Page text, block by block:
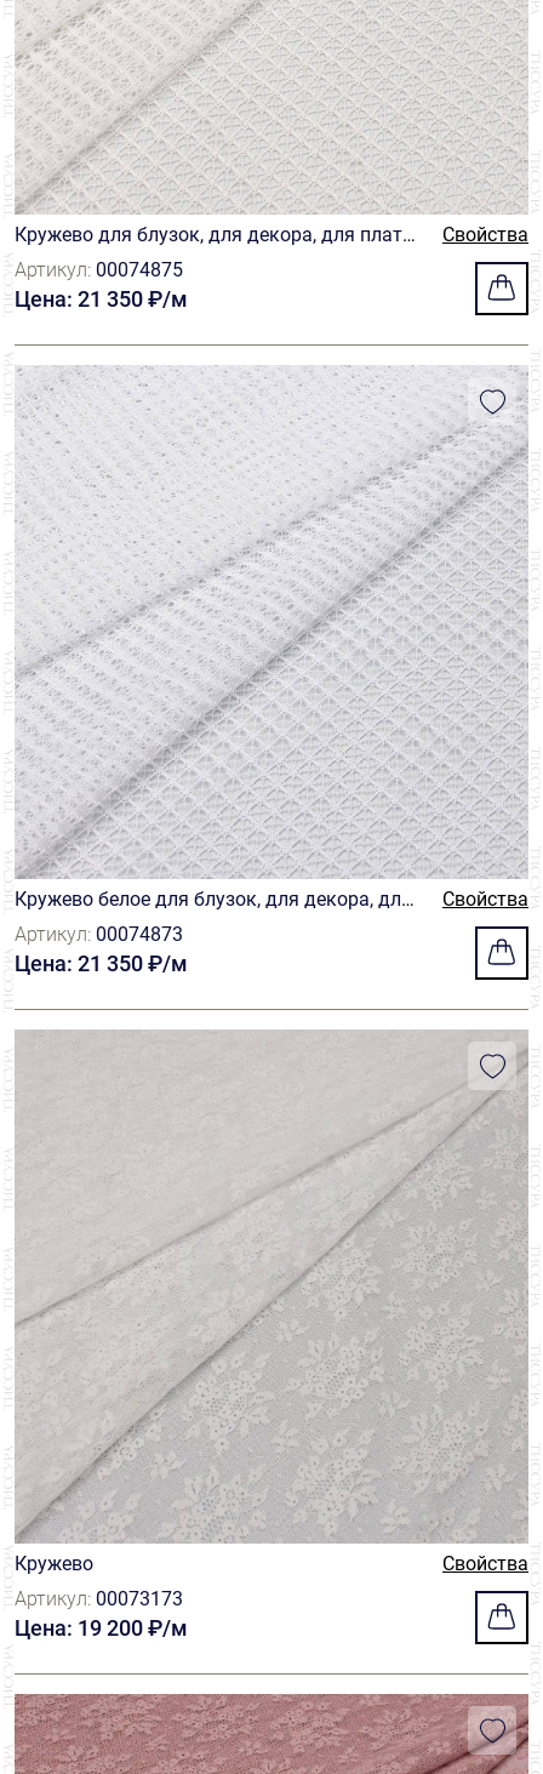
Кружево для блузок, для декора, для платье
в, для юбок
Свойства
Артикул: 00074875
Цена: 21 350 ₽/м
Кружево белое для блузок, для декора, для
платьев, для юбок
Свойства
Артикул: 00074873
Цена: 21 350 ₽/м
Кружево
Свойства
Артикул: 00073173
Цена: 19 200 ₽/м